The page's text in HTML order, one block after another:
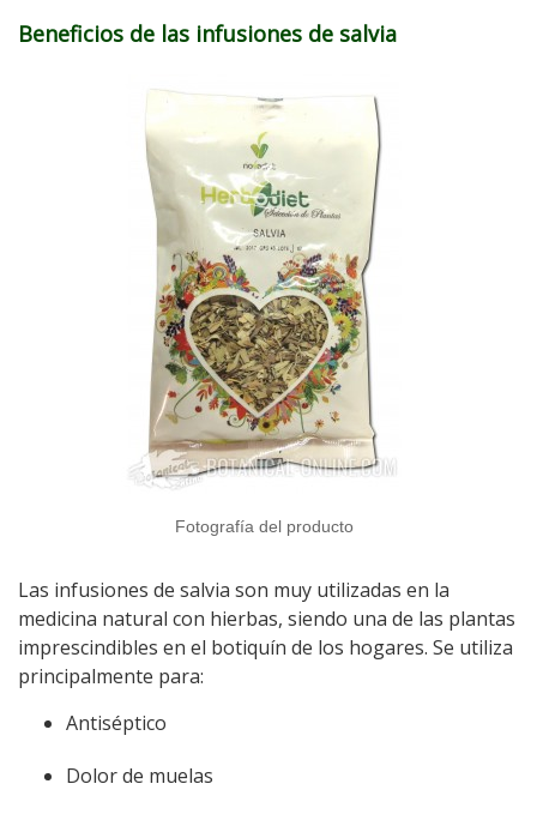
Beneficios de las infusiones de salvia
Fotografía del producto
Las infusiones de salvia son muy utilizadas en la
medicina natural con hierbas, siendo una de las plantas
imprescindibles en el botiquín de los hogares. Se utiliza
principalmente para:
Antiséptico
Dolor de muelas